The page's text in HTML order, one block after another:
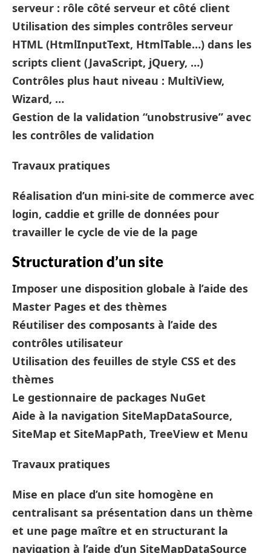
serveur : rôle côté serveur et côté client
Utilisation des simples contrôles serveur
HTML (HtmlInputText, HtmlTable…) dans les
scripts client (JavaScript, jQuery, …)
Contrôles plus haut niveau : MultiView,
Wizard, …
Gestion de la validation “unobstrusive” avec
les contrôles de validation
Travaux pratiques
Réalisation d’un mini-site de commerce avec
login, caddie et grille de données pour
travailler le cycle de vie de la page
Structuration d’un site
Imposer une disposition globale à l’aide des
Master Pages et des thèmes
Réutiliser des composants à l’aide des
contrôles utilisateur
Utilisation des feuilles de style CSS et des
thèmes
Le gestionnaire de packages NuGet
Aide à la navigation SiteMapDataSource,
SiteMap et SiteMapPath, TreeView et Menu
Travaux pratiques
Mise en place d’un site homogène en
centralisant sa présentation dans un thème
et une page maître et en structurant la
navigation à l’aide d’un SiteMapDataSource